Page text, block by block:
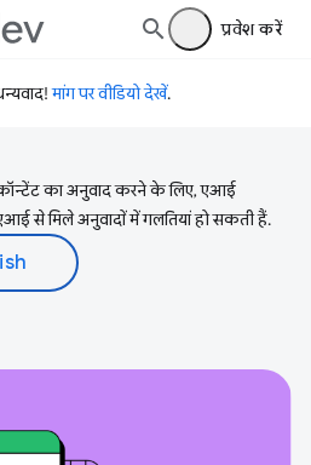
प्रवेश करें
मांग पर वीडियो देखें.
का अनुवाद करने के लिए, एआई
से मिले अनुवादों में गलतियां हो सकती हैं.